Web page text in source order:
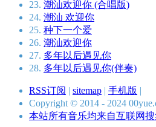
23. 潮汕欢迎你 (合唱版)
24. 潮汕 欢迎你
25. 种下一个爱
26. 潮汕欢迎你
27. 多年以后遇见你
28. 多年以后遇见你(伴奏)
RSS订阅 | sitemap | 手机版 |
Copyright © 2014 - 2024
本站所有音乐均来自互联网